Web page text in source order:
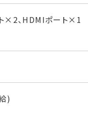
×2、HDMIポート×1
)